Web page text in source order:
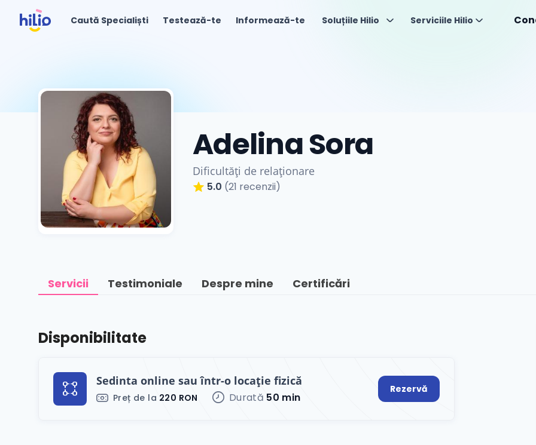
Caută Specialiști Testează-te Informează-te Soluțiile Hilio Serviciile Hilio
Adelina Sora
Dificultăți de relaționare
5.0 (21 recenzii)
Servicii Testimoniale Despre mine Certificări
Disponibilitate
Sedinta online sau într-o locație fizică
Preț de la 220 RON Durată 50 min
Rezervă